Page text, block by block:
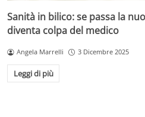
Sanità in bilico: se passa la
diventa colpa del medico
Angela Marrelli 3 Dicembre 2025
Leggi di più